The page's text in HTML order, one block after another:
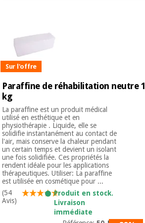
Offres
Outlet
Académie
Tech
Fisaude
Médecine
traditionnelle
chinoise
clinique
Armoires
thérapeutiques
Matériel de
protection
essentiel
pour les
coronavirus
Aérobic,
Offres
Outlet
Académie
Tech
Fisaude
équipement
médical
Médecine
traditionnelle
chinoise
Mobilier
clinique
Armoires
thérapeutiques
Sur l'offre
Paraffine de réhabilitation neutre 1
kg
La paraffine est un produit médical
utilisé en esthétique et en
physiothérapie . Liquide, elle se
solidifie instantanément au contact de
l'air, mais conserve la chaleur pendant
un certain temps et devient un isolant
une fois solidifiée. Ces propriétés la
rendent idéale pour les applications
thérapeutiques. Utiliser: La paraffine
est utilisée en cosmétique pour ...
(54
Avis)
Produit en stock.
Livraison
immédiate